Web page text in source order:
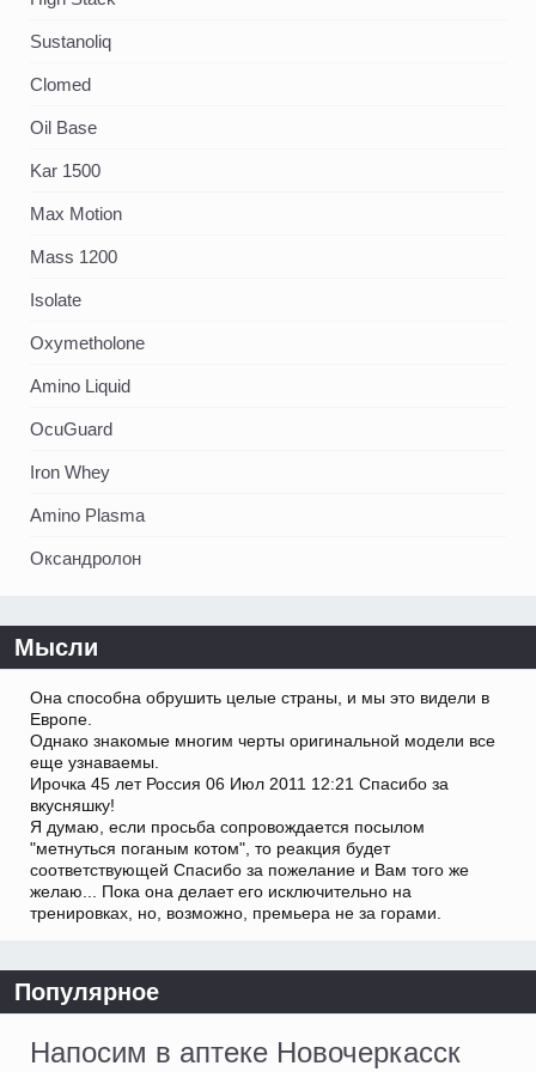
Sustanoliq
Clomed
Oil Base
Kar 1500
Max Motion
Mass 1200
Isolate
Oxymetholone
Amino Liquid
OcuGuard
Iron Whey
Amino Plasma
Оксандролон
Мысли
Она способна обрушить целые страны, и мы это видели в
Европе.
Однако знакомые многим черты оригинальной модели все
еще узнаваемы.
Ирочка 45 лет Россия 06 Июл 2011 12:21 Спасибо за
вкусняшку!
Я думаю, если просьба сопровождается посылом
"метнуться поганым котом", то реакция будет
соответствующей Спасибо за пожелание и Вам того же
желаю... Пока она делает его исключительно на
тренировках, но, возможно, премьера не за горами.
Популярное
Напосим в аптеке Новочеркасск